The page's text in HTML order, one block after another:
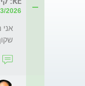
01/03/2026 |